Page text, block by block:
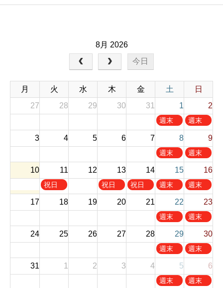
8月 2026
今日
月 火 水 木 金 土
日
27
28 29 30 31 1 2
土
曜
,
8
1
s
2
0
週末
お休
日
曜
,
8
2
n
2
0
週末
お休
3 4 5 6 7 8 9
土
曜
,
8
8
t
2
0
週末
お休
日
曜
,
8
9
t
2
0
週末
お休
10 11 12 13 14 15 16
火
曜
8
1
h
祝日
木
曜
8
1
h
祝日
金
曜
8
1
h
祝日
土
曜
,
8
1
5
h
2
週末
お休
日
曜
,
8
1
6
h
2
週末
お休
17 18 19 20 21 22 23
土
曜
,
8
2
2
週末
お休
日
曜
,
8
2
3
週末
お休
24 25 26 27 28 29 30
土
曜
,
週末
お休
日
曜
,
週末
お休
31 1 2 3 4 5 6
土
週末
日
週末